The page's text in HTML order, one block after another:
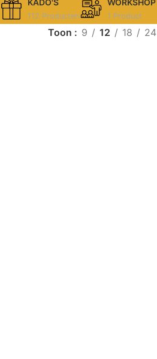
KADO'S
112 Producten
WORKSHOP
1 Product
Toon 9 12 18 24